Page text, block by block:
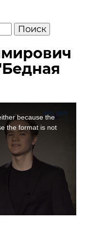
because the
the format is not